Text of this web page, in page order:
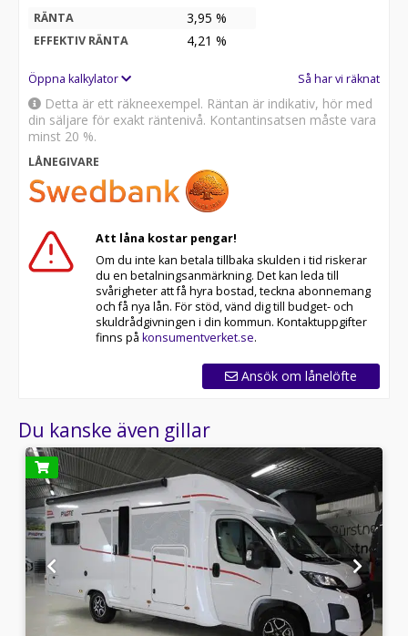
RÄNTA 3,95 %
EFFEKTIV RÄNTA 4,21 %
Öppna kalkylator Så har vi räknat
Detta är ett räkneexempel. Räntan är indikativ, hör med
din säljare för exakt räntenivå. Kontantinsatsen måste vara
minst 20 %.
LÅNEGIVARE
Att låna kostar pengar!
Om du inte kan betala tillbaka skulden i tid riskerar
du en betalningsanmärkning. Det kan leda till
svårigheter att få hyra bostad, teckna abonnemang
och få nya lån. För stöd, vänd dig till budget- och
skuldrådgivningen i din kommun. Kontaktuppgifter
finns på konsumentverket.se.
Ansök om lånelöfte
Du kanske även gillar